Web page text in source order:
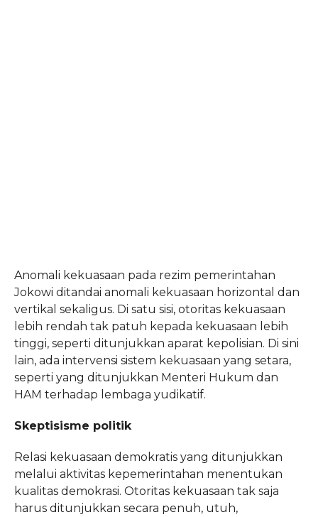
Anomali kekuasaan pada rezim pemerintahan
Jokowi ditandai anomali kekuasaan horizontal dan
vertikal sekaligus. Di satu sisi, otoritas kekuasaan
lebih rendah tak patuh kepada kekuasaan lebih
tinggi, seperti ditunjukkan aparat kepolisian. Di sini
lain, ada intervensi sistem kekuasaan yang setara,
seperti yang ditunjukkan Menteri Hukum dan
HAM terhadap lembaga yudikatif.
Skeptisisme politik
Relasi kekuasaan demokratis yang ditunjukkan
melalui aktivitas kepemerintahan menentukan
kualitas demokrasi. Otoritas kekuasaan tak saja
harus ditunjukkan secara penuh, utuh,